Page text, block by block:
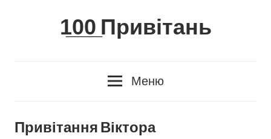
1̲0̲0̲ Привітань
Меню
Привітання Віктора